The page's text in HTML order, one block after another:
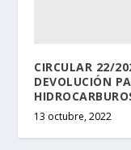
CIRCULAR 22/
DEVOLUCIÓN
13 octubre, 2022